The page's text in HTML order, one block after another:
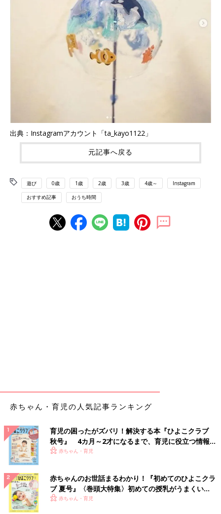
出典：Instagramアカウント「ta_kayo1122」
元記事へ戻る
遊び 0歳 1歳 2歳 3歳 4歳～ Instagram
おすすめ記事 おうち時間
赤ちゃん・育児の人気記事ランキング
育児の困ったがズバリ！解決する本『ひよこクラブ
秋号』 4カ月～2才になるまで、育児に役立つ情報が
いっぱい！
赤ちゃん・育児
赤ちゃんのお世話まるわかり！『初めてのひよこクラ
ブ 夏号』〈巻頭大特集〉初めての授乳がうまくい
く！ おっぱい・ミルクの基本と夏のトラブル 解決テ
赤ちゃん・育児